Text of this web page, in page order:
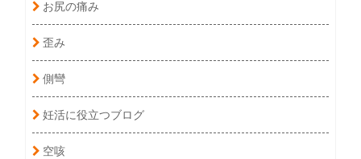
お尻の痛み
歪み
側彎
妊活に役立つブログ
空咳